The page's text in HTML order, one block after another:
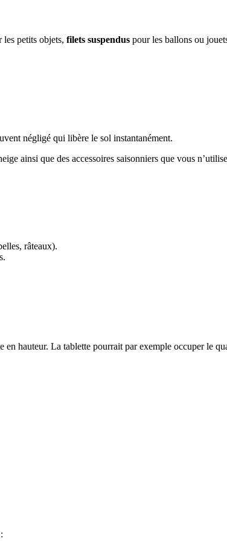
les petits objets, filets suspendus pour les ballons ou
négligé qui libère le sol instantanément.
ainsi que des accessoires saisonniers que vous
râteaux).
hauteur. La tablette pourrait par exemple occuper le